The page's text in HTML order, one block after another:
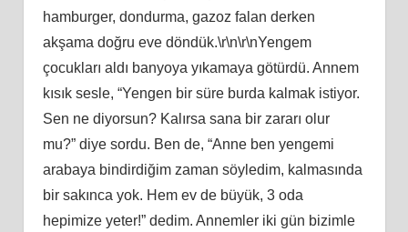
hamburger, dondurma, gazoz falan derken
akşama doğru eve döndük.\r\n\r\nYengem
çocukları aldı banyoya yıkamaya götürdü. Annem
kısık sesle, “Yengen bir süre burda kalmak istiyor.
Sen ne diyorsun? Kalırsa sana bir zararı olur
mu?” diye sordu. Ben de, “Anne ben yengemi
arabaya bindirdiğim zaman söyledim, kalmasında
bir sakınca yok. Hem ev de büyük, 3 oda
hepimize yeter!” dedim. Annemler iki gün bizimle